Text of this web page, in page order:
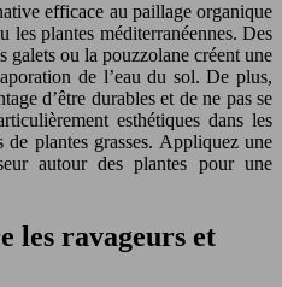
efficace au paillage organique
les plantes méditerranéennes. Des
galets ou la pouzzolane créent une
de l’eau du sol. De plus,
d’être durables et de ne pas se
esthétiques dans les
plantes grasses. Appliquez une
autour des plantes pour une
les ravageurs et